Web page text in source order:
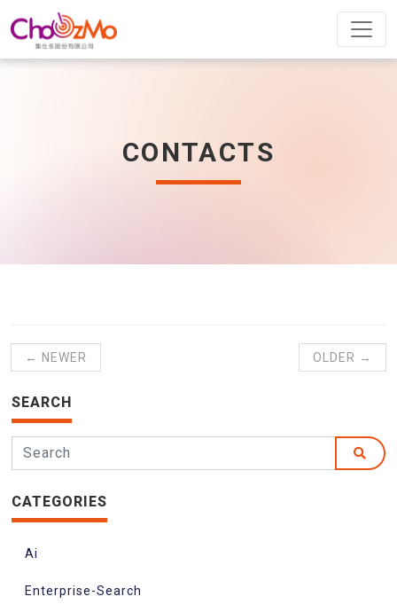
CONTACTS
← NEWER OLDER →
SEARCH
CATEGORIES
Ai
Enterprise-Search